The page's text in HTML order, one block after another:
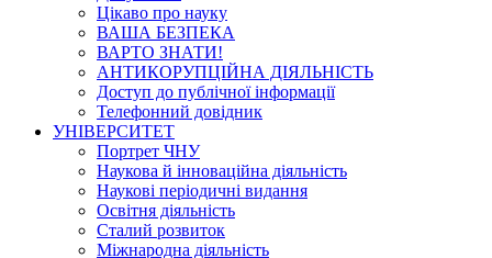
Цікаво про науку
ВАША БЕЗПЕКА
ВАРТО ЗНАТИ!
АНТИКОРУПЦІЙНА ДІЯЛЬНІСТЬ
Доступ до публічної інформації
Телефонний довідник
УНІВЕРСИТЕТ
Портрет ЧНУ
Наукова й інноваційна діяльність
Наукові періодичні видання
Освітня діяльність
Сталий розвиток
Міжнародна діяльність